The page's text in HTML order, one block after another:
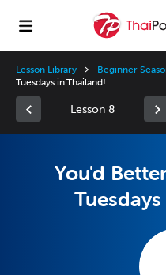
Lesson Library Beginner
Tuesdays in Thailand!
Lesson 8
You'd